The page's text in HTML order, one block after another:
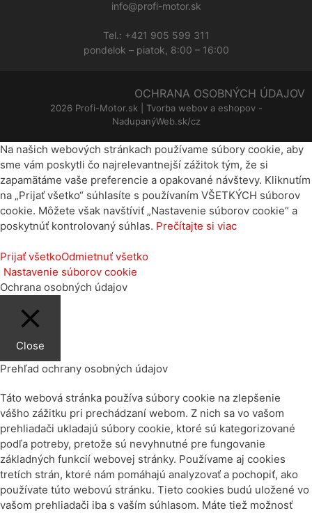
info@profi-motor.sk
Tel.: +421 905 599 311
pondelok – piatok, 8:00 – 16:00
OCHRANA OSOBNÝCH ÚDAJOV
2026 Profi-Motor.sk | Tvorba webov a eshopov -
NadupanýWeb.sk/cz
Na našich webových stránkach používame súbory cookie, aby
sme vám poskytli čo najrelevantnejší zážitok tým, že si
zapamätáme vaše preferencie a opakované návštevy. Kliknutím
na „Prijať všetko“ súhlasíte s používaním VŠETKÝCH súborov
cookie. Môžete však navštíviť „Nastavenie súborov cookie“ a
poskytnúť kontrolovaný súhlas. Prečítajte si viac
Prijať všetkoOdmietnuť všetko
Nastavenie súborov cookie
Ochrana osobných údajov
Close
Prehľad ochrany osobných údajov
Táto webová stránka používa súbory cookie na zlepšenie
vášho zážitku pri prechádzaní webom. Z nich sa vo vašom
prehliadači ukladajú súbory cookie, ktoré sú kategorizované
podľa potreby, pretože sú nevyhnutné pre fungovanie
základných funkcií webovej stránky. Používame aj cookies
tretích strán, ktoré nám pomáhajú analyzovať a pochopiť, ako
používate túto webovú stránku. Tieto cookies budú uložené vo
vašom prehliadači iba s vaším súhlasom. Máte tiež možnosť